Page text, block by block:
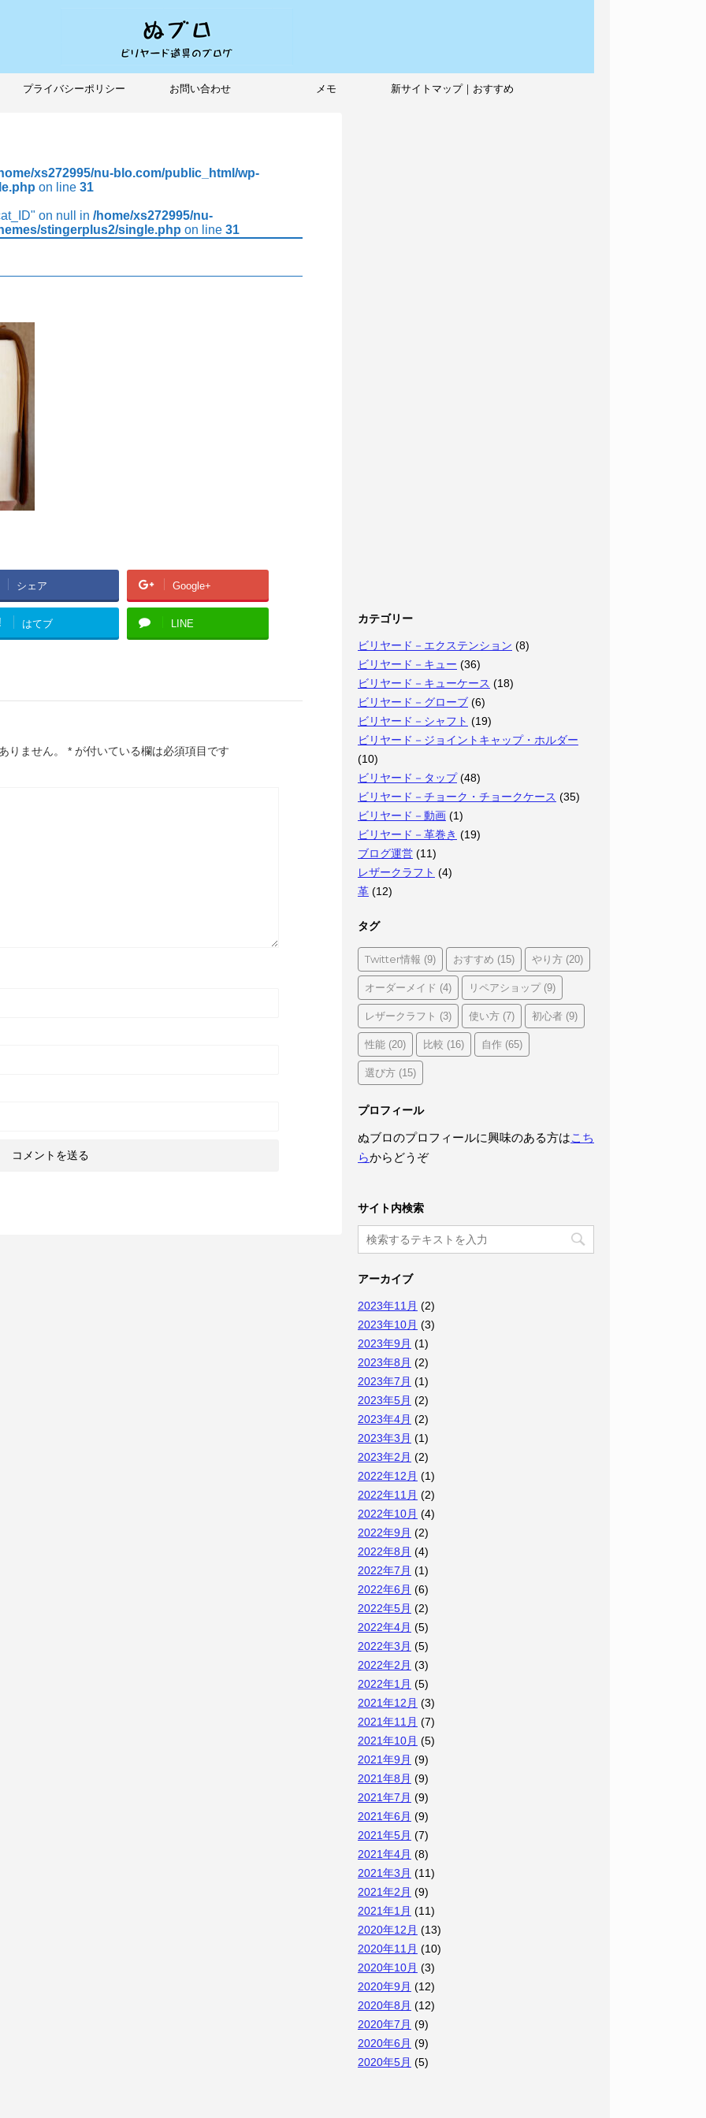
プライバシーポリシー お問い合わせ メモ 新サイトマップ｜おすすめ
xs272995/nu-blo.com/public_html/wp-
on line 31
on null in /home/xs272995/nu-
stingerplus2/single.php on line 31
シェア Google+
はてブ LINE
りません。 * が付いている欄は必須項目です
カテゴリー
ビリヤード－エクステンション (8)
ビリヤード－キュー (36)
ビリヤード－キューケース (18)
ビリヤード－グローブ (6)
ビリヤード－シャフト (19)
ビリヤード－ジョイントキャップ・ホルダー
(10)
ビリヤード－タップ(48)
ビリヤード－チョーク・チョークケース (35)
ビリヤード－動画 (1)
ビリヤード－革巻き (19)
ブログ運営 (11)
レザークラフト (4)
革 (12)
タグ
Twitter情報 (9) おすすめ (15) やり方 (20)
オーダーメイド (4) リペアショップ(9)
レザークラフト (3) 使い方 (7) 初心者 (9)
性能 (20) 比較 (16) 自作 (65)
選び方 (15)
プロフィール
ぬブロのプロフィールに興味のある方はこち
らからどうぞ
サイト内検索
アーカイブ
2023年11月 (2)
2023年10月 (3)
2023年9月 (1)
2023年8月 (2)
2023年7月 (1)
2023年5月 (2)
2023年4月 (2)
2023年3月 (1)
2023年2月 (2)
2022年12月 (1)
2022年11月 (2)
2022年10月 (4)
2022年9月 (2)
2022年8月 (4)
2022年7月 (1)
2022年6月 (6)
2022年5月 (2)
2022年4月 (5)
2022年3月 (5)
2022年2月 (3)
2022年1月 (5)
2021年12月 (3)
2021年11月 (7)
2021年10月 (5)
2021年9月 (9)
2021年8月 (9)
2021年7月 (9)
2021年6月 (9)
2021年5月 (7)
2021年4月 (8)
2021年3月 (11)
2021年2月 (9)
2021年1月 (11)
2020年12月 (13)
2020年11月 (10)
2020年10月 (3)
2020年9月 (12)
2020年8月 (12)
2020年7月 (9)
2020年6月 (9)
2020年5月 (5)